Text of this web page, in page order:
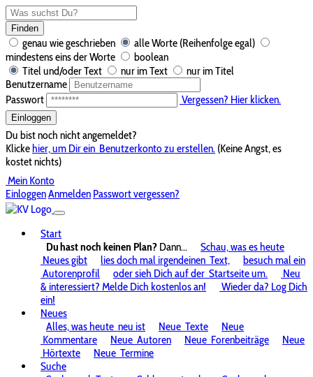
Finden
genau wie geschrieben
alle Worte (Reihenfolge egal)
mindestens eins der Worte
boolean
Titel und/oder Text
nur im Text
nur im Titel
Benutzername
Passwort
Vergessen? Hier klicken.
Einloggen
Du bist noch nicht angemeldet?
Klickehier, um Dir ein Benutzerkonto zu erstellen. (Keine Angst, es
kostet nichts)
Mein Konto
EinloggenAnmelden Passwort vergessen?
Start
Du hast noch keinen Plan? Dann...
Schau, was es heute
Neues gibt
lies doch mal irgendeinen Text,
besuch mal ein
Autorenprofil
oder sieh Dich auf der Startseite um.
Neu
& interessiert? Melde Dich kostenlos an!
Wieder da? Log Dich
ein!
Neues
Alles, was heute neu ist Neue Texte
Neue
Kommentare
Neue Autoren Neue Forenbeiträge
Neue
Hörtexte
Neue Termine
Suche